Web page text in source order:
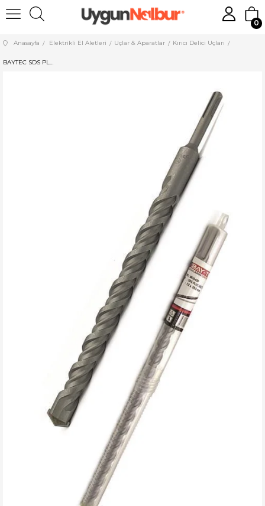
0
Anasayfa Elektrikli El Aletleri Uçlar & Aparatlar Kırıcı Delici Uçları
BAYTEC SDS PLUS HİLTİ UCU 8*160 MU0120